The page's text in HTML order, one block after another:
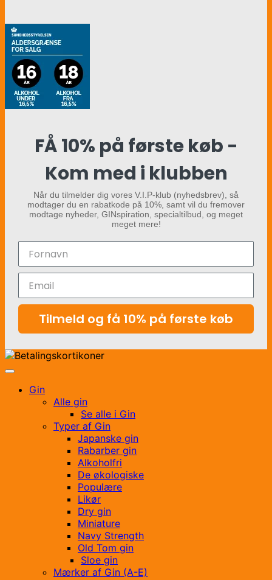
FÅ 10% på første køb -
Kom med i klubben
Når du tilmelder dig vores V.I.P-klub (nyhedsbrev), så
modtager du en rabatkode på 10%, samt vil du fremover
modtage nyheder, GINspiration, specialtilbud, og meget
meget mere!
Tilmeld og få 10% på første køb
Gin
Alle gin
Se alle i Gin
Typer af Gin
Japanske gin
Rabarber gin
Alkoholfri
De økologiske
Populære
Likør
Dry gin
Miniature
Navy Strength
Old Tom gin
Sloe gin
Mærker af Gin (A-E)